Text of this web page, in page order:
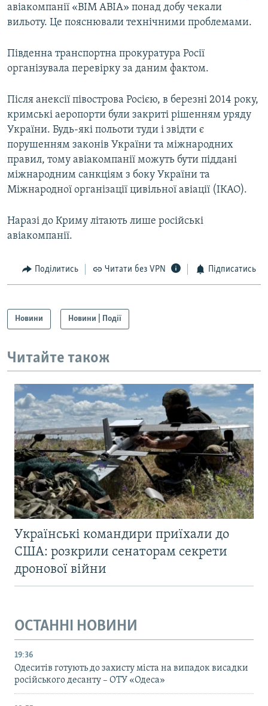
авіакомпанії «ВІМ АВІА» понад добу чекали
вильоту. Це пояснювали технічними проблемами.
Південна транспортна прокуратура Росії
організувала перевірку за даним фактом.
Після анексії півострова Росією, в березні 2014 року,
кримські аеропорти були закриті рішенням уряду
України. Будь-які польоти туди і звідти є
порушенням законів України та міжнародних
правил, тому авіакомпанії можуть бути піддані
міжнародним санкціям з боку України та
Міжнародної організації цивільної авіації (ІКАО).
Наразі до Криму літають лише російські
авіакомпанії.
Поділитись Читати без VPN Підписатись
Новини Новини | Події
Читайте також
Українські командири приїхали до
США: розкрили сенаторам секрети
дронової війни
ОСТАННІ НОВИНИ
19:36
Одеситів готують до захисту міста на випадок висадки
російського десанту – ОТУ «Одеса»